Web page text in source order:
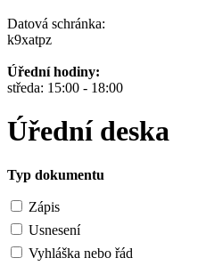
Datová schránka:
k9xatpz
Úřední hodiny:
středa: 15:00 - 18:00
Úřední deska
Typ dokumentu
Zápis
Usnesení
Vyhláška nebo řád